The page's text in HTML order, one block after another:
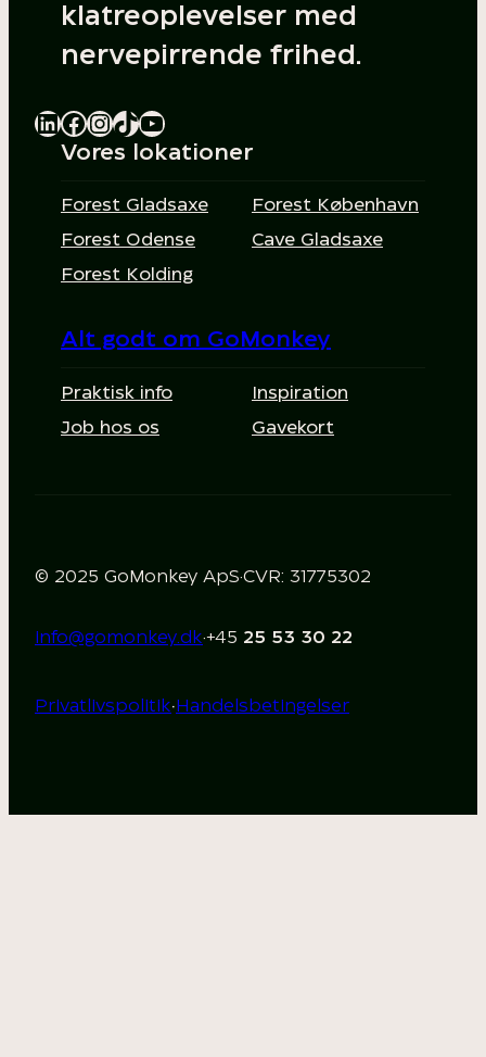
klatreoplevelser med
nervepirrende frihed.
LinkedIn Facebook InstagramTikTok YouTube
Vores lokationer
Forest Gladsaxe Forest København
Forest Odense Cave Gladsaxe
Forest Kolding
Alt godt om GoMonkey
Praktisk info Inspiration
Job hos os Gavekort
© 2025 GoMonkey ApS·CVR: 31775302
info@gomonkey.dk·+45 25 53 30 22
Privatlivspolitik· Handelsbetingelser